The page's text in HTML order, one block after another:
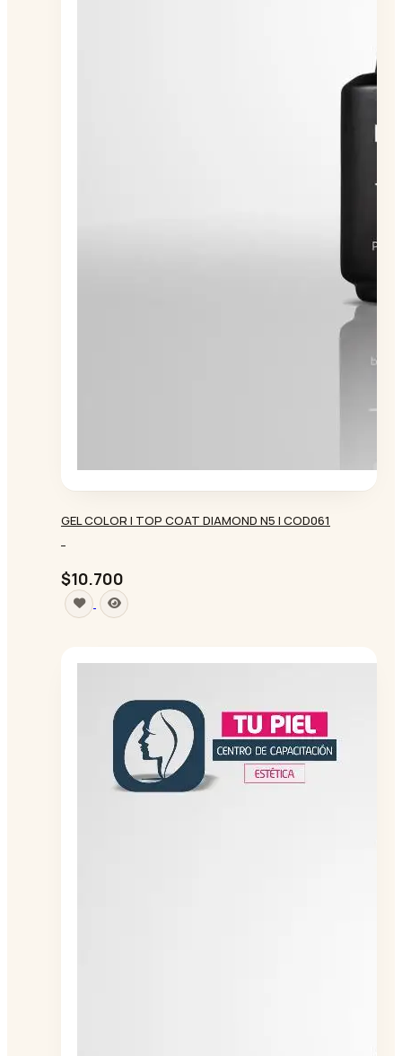
GEL COLOR | TOP COAT DIAMOND N5 | COD061
$10.700